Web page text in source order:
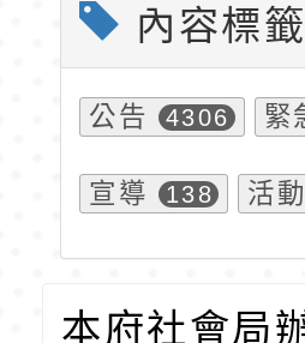
內容標籤
公告 4306 緊
宣導 138 活動
本府社會局